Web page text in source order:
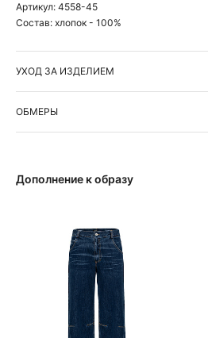
Артикул: 4558-45
Состав: хлопок - 100%
УХОД ЗА ИЗДЕЛИЕМ
ОБМЕРЫ
Дополнение к образу